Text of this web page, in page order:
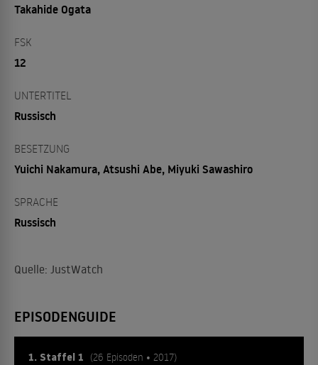
Takahide Ogata
FSK
12
UNTERTITEL
Russisch
BESETZUNG
Yuichi Nakamura, Atsushi Abe, Miyuki Sawashiro
SPRACHE
Russisch
Quelle: JustWatch
EPISODENGUIDE
1. Staffel 1 (26 Episoden • 2017)